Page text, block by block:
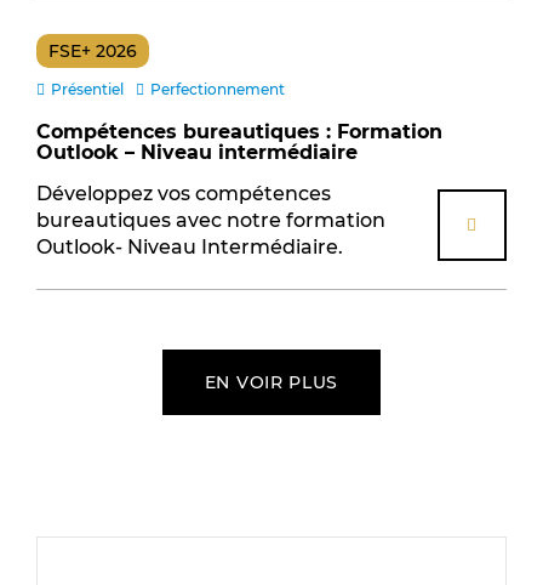
FSE+ 2026
Présentiel Perfectionnement
Compétences bureautiques : Formation
Outlook – Niveau intermédiaire
Développez vos compétences
bureautiques avec notre formation
Outlook- Niveau Intermédiaire.
EN VOIR PLUS